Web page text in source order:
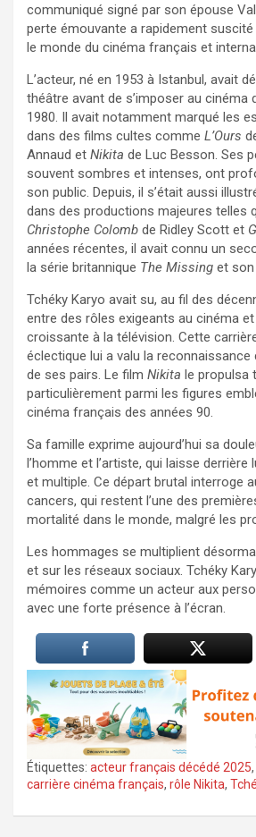
communiqué signé par son épouse
perte émouvante a rapidement
le monde du cinéma français et
L’acteur, né en 1953 à Istanbul, avait
théâtre avant de s’imposer au cinéma
1980. Il avait notamment marqué les
dans des films cultes comme L’Ours
Annaud et Nikita de Luc Besson. Ses
souvent sombres et intenses, ont
son public. Depuis, il s’était aussi
dans des productions majeures telles
Christophe Colomb de Ridley Scott et
années récentes, il avait connu un
la série britannique The Missing et
Tchéky Karyo avait su, au fil des
entre des rôles exigeants au cinéma
croissante à la télévision. Cette
éclectique lui a valu la reconnaissance
de ses pairs. Le film Nikita le propulsa
particulièrement parmi les figures
cinéma français des années 90.
Sa famille exprime aujourd’hui sa
l’homme et l’artiste, qui laisse
et multiple. Ce départ brutal interroge
cancers, qui restent l’une des
mortalité dans le monde, malgré les
Les hommages se multiplient
et sur les réseaux sociaux. Tchéky
mémoires comme un acteur aux
avec une forte présence à l’écran.
Étiquettes: acteur français décédé 2025,
carrière cinéma français, rôle Nikita,